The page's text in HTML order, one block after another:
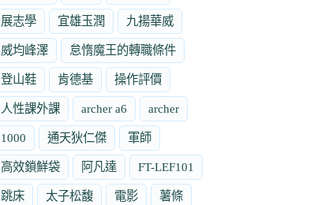
展志學 宜雄玉潤 九揚華威
威均峰澤 怠惰魔王的轉職條件
登山鞋 肯德基 操作評價
人性課外課 archer a6 archer
1000 通天狄仁傑 軍師
高效鎖鮮袋 阿凡達 FT-LEF101
跳床 太子松馥 電影 薯條